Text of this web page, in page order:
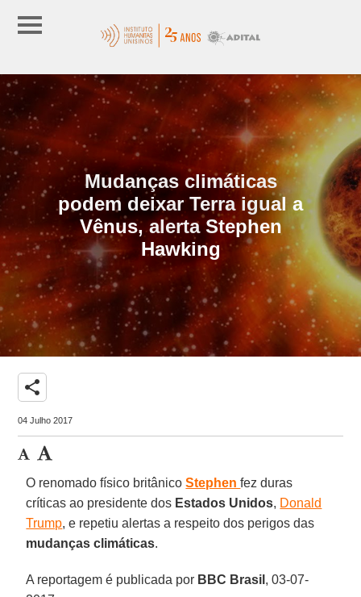
Mudanças climáticas
podem deixar Terra igual a
Vênus, alerta Stephen
Hawking
share
04 Julho 2017
O renomado físico britânicoStephenfez duras
críticas ao presidente dos Estados Unidos, Donald
Trump, e repetiu alertas a respeito dos perigos das
mudanças climáticas.
A reportagem é publicada por BBC Brasil , 03-07-